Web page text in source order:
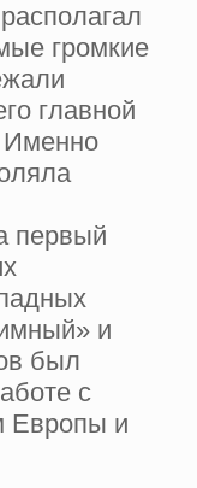
громкие
главной
Именно
первый
и
был
с
Европы и